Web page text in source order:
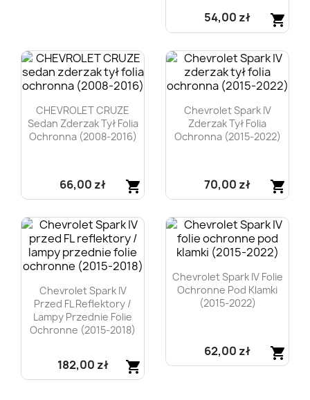
shopping_cart
54,00 zł

CHEVROLET CRUZE
Sedan Zderzak Tył Folia
Ochronna (2008-2016)
shopping_cart
66,00 zł

Chevrolet Spark IV
Zderzak Tył Folia
Ochronna (2015-2022)
shopping_cart
70,00 zł

Chevrolet Spark IV
Przed FL Reflektory /
Lampy Przednie Folie
Ochronne (2015-2018)
shopping_cart
182,00 zł
Chevrolet Spark IV Folie
Ochronne Pod Klamki
(2015-2022)
shopping_cart
62,00 zł